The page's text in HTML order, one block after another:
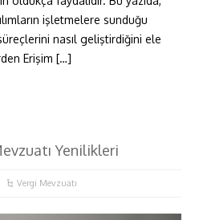
işletmelere sunduğu
nasıl geliştirdiğini ele
Erişim […]
Yenilikleri
Vergi Mevzuatı